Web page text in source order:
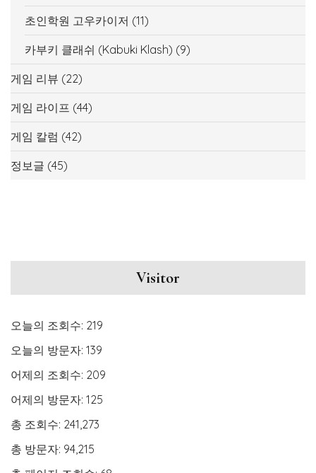
초인학원 고우카이저 (11)
카부키 클래쉬 (Kabuki Klash) (9)
게임 리뷰 (22)
게임 라이프 (44)
게임 칼럼 (42)
정보글 (45)
Visitor
오늘의 조회수: 219
오늘의 방문자: 139
어제의 조회수: 209
어제의 방문자: 125
총 조회수: 241,273
총 방문자: 94,215